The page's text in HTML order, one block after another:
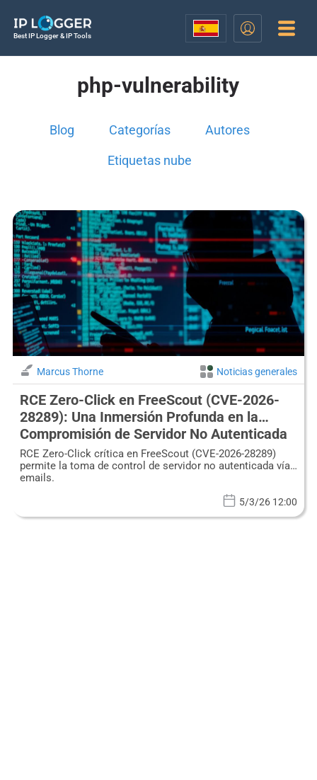
Best IP Logger & IP Tools
php-vulnerability
Blog Categorías Autores
Etiquetas nube
Marcus Thorne Noticias generales
RCE Zero-Click en FreeScout (CVE-2026-
28289): Una Inmersión Profunda en la
Compromisión de Servidor No Autenticada
RCE Zero-Click crítica en FreeScout (CVE-2026-28289)
permite la toma de control de servidor no autenticada vía
emails.
5/3/26 12:00